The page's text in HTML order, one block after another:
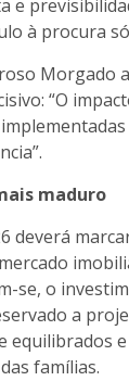
e
à procura
Morgado
“O
maduro
deverá
se, o
a
equilibrados
famílias.